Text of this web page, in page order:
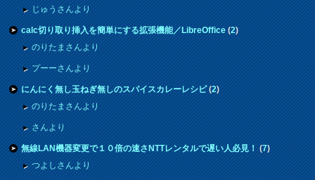
じゅうさんより
calc切り取り挿入を簡単にする拡張機能／LibreOffice(2)
のりたまさんより
プーーさんより
にんにく無し玉ねぎ無しのスパイスカレーレシピ(2)
のりたまさんより
さんより
無線LAN機器変更で１０倍の速さNTTレンタルで遅い人必見！(7)
つよしさんより